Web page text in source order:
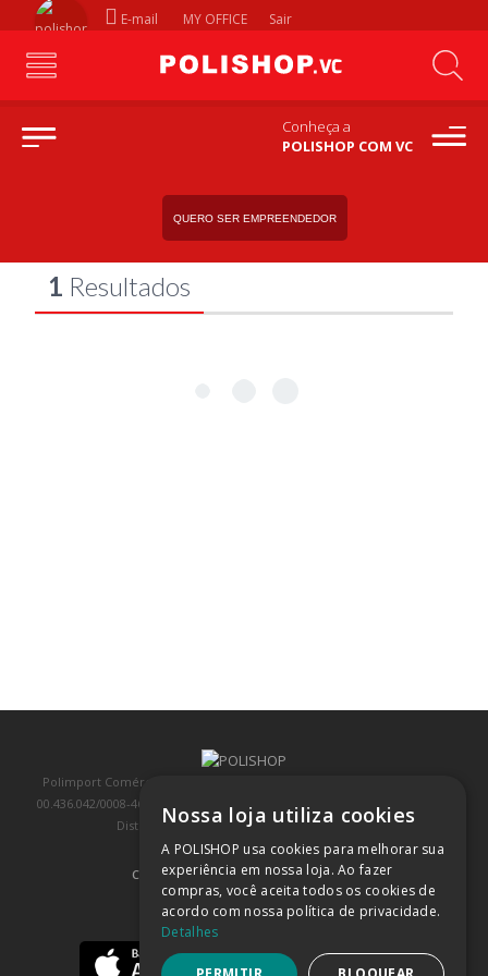
E-mail MY OFFICE Sair
Conheça a
POLISHOP COM VC
QUERO SER EMPREENDEDOR
acessorios-fitness
1 Resultados
Polimport Comércio e Exportação LTDA, inscrita no CNPJ/MF sob o nº
00.436.042/0008-46, IE 407.458.707.103, com sede na Rua Kanebo, nº 175,
Distrito Industrial, Jundiaí/SP, CEP: 13213-090
COMPRA 100% SEGURA (SAIBA MAIS)
BAIXE NOSSO APP
Nossa loja utiliza cookies
A POLISHOP usa cookies para melhorar sua
experiência em nossa loja. Ao fazer
compras, você aceita todos os cookies de
acordo com nossa política de privacidade.
Detalhes